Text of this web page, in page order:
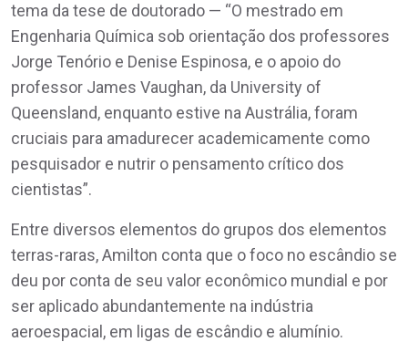
tema da tese de doutorado — “O mestrado em
Engenharia Química sob orientação dos professores
Jorge Tenório e Denise Espinosa, e o apoio do
professor James Vaughan, da University of
Queensland, enquanto estive na Austrália, foram
cruciais para amadurecer academicamente como
pesquisador e nutrir o pensamento crítico dos
cientistas”.
Entre diversos elementos do grupos dos elementos
terras-raras, Amilton conta que o foco no escândio se
deu por conta de seu valor econômico mundial e por
ser aplicado abundantemente na indústria
aeroespacial, em ligas de escândio e alumínio.